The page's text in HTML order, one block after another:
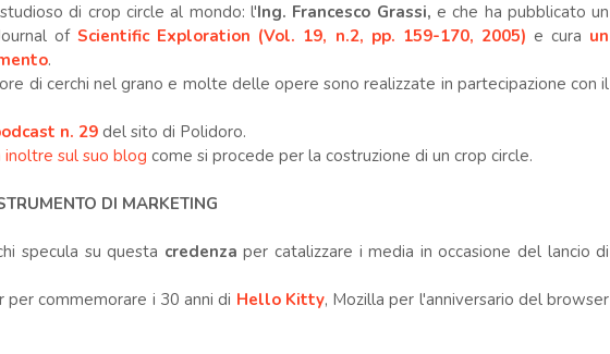
di crop circle al mondo: l'Ing. Francesco Grassi, e che ha pubblicato un
ofScientific Exploration (Vol. 19, n.2, pp. 159-170, 2005) e cura un
.
di cerchi nel grano e molte delle opere sono realizzate in partecipazione con il
n. 29del sito di Polidoro.
inoltre sul suo blog come si procede per la costruzione di un crop circle.
DI MARKETING
specula su questa credenzaper catalizzare i media in occasione del lancio di
commemorare i 30 anni di Hello Kitty, Mozilla per l'anniversario del browser